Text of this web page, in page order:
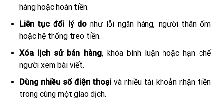
hàng hoặc hoàn tiền.
Liên tục đổi lý donhư lỗi ngân hàng, người thân ốm
hoặc hệ thống treo tiền.
Xóa lịch sử bán hàng, khóa bình luận hoặc hạn chế
người xem bài viết.
Dùng nhiều số điện thoạivà nhiều tài khoản nhận tiền
trong cùng một giao dịch.